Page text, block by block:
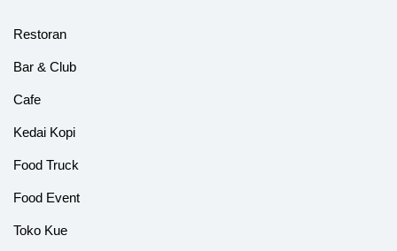
Restoran
Bar & Club
Cafe
Kedai Kopi
Food Truck
Food Event
Toko Kue